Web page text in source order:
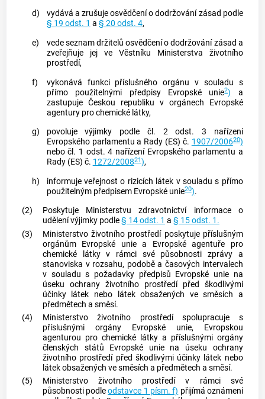
d)
vydává a zrušuje osvědčení o dodržování zásad podle
§ 19 odst. 1 a § 20 odst. 4,
e)
vede seznam držitelů osvědčení o dodržování zásad a
zveřejňuje jej ve Věstníku Ministerstva životního
prostředí,
f)
vykonává funkci příslušného orgánu v souladu s
přímo použitelnými předpisy Evropské unie2) a
zastupuje Českou republiku v orgánech Evropské
agentury pro chemické látky,
g)
povoluje výjimky podle čl. 2 odst. 3 nařízení
Evropského parlamentu a Rady (ES) č. 1907/200620)
nebo čl. 1 odst. 4 nařízení Evropského parlamentu a
Rady (ES) č. 1272/200821),
h)
informuje veřejnost o rizicích látek v souladu s přímo
použitelným předpisem Evropské unie20).
(2)
Poskytuje Ministerstvu zdravotnictví informace o
udělení výjimky podle§ 14 odst. 1 a § 15 odst. 1.
(3)
Ministerstvo životního prostředí poskytuje příslušným
orgánům Evropské unie a Evropské agentuře pro
chemické látky v rámci své působnosti zprávy a
stanoviska v rozsahu, podobě a časových intervalech
v souladu s požadavky předpisů Evropské unie na
úseku ochrany životního prostředí před škodlivými
účinky látek nebo látek obsažených ve směsích a
předmětech a směsí.
(4)
Ministerstvo životního prostředí spolupracuje s
příslušnými orgány Evropské unie, Evropskou
agenturou pro chemické látky a příslušnými orgány
členských států Evropské unie na úseku ochrany
životního prostředí před škodlivými účinky látek nebo
látek obsažených ve směsích a předmětech a směsí.
(5)
Ministerstvo životního prostředí v rámci své
působnosti podleodstavce 1 písm. f) přijímá oznámení